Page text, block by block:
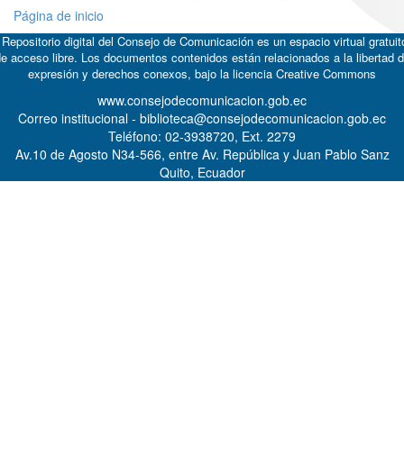
Página de inicio
digital del Consejo de Comunicación es un espacio virtual
acceso libre. Los documentos contenidos están relacionados a la libertad
expresión y derechos conexos, bajo la licencia Creative Commons
www.consejodecomunicacion.gob.ec
Correo institucional - biblioteca@consejodecomunicacion.gob.ec
Teléfono: 02-3938720, Ext. 2279
Av.10 de Agosto N34-566, entre Av. República y Juan Pablo Sanz
Quito, Ecuador